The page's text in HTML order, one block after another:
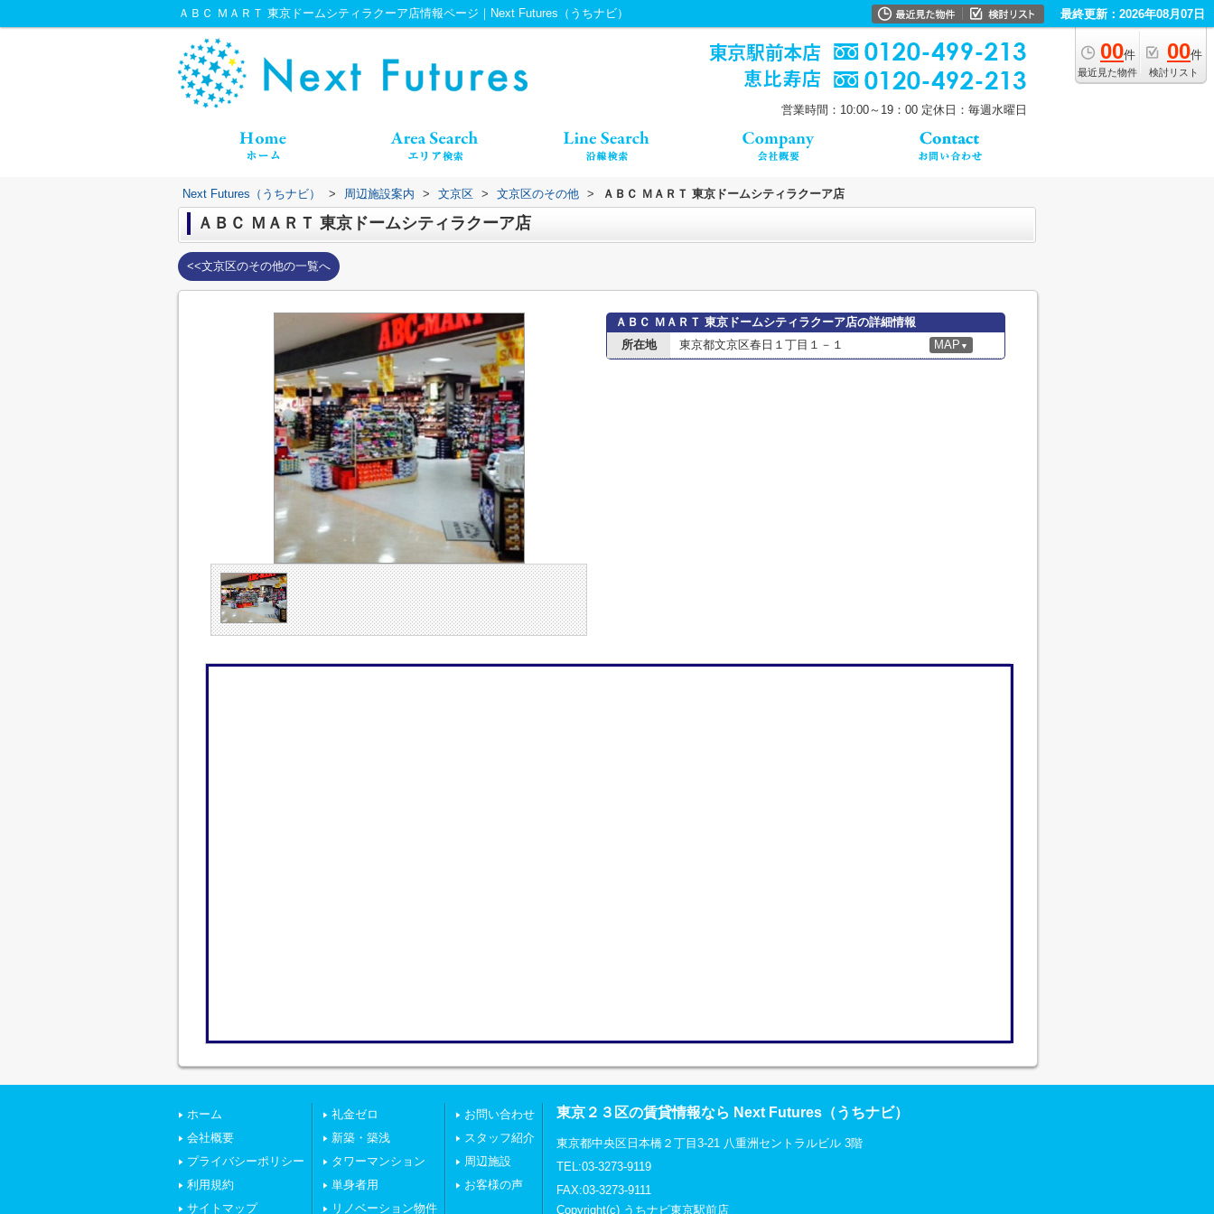
ＡＢＣ ＭＡＲＴ 東京ドームシティラクーア店情報ページ｜Next Futures（うちナビ） 最終更新：2026年08月07日
00件
最近見た物件
00件
検討リスト
営業時間：10:00～19：00 定休日：毎週水曜日
Next Futures（うちナビ） > 周辺施設案内 > 文京区 > 文京区のその他 > ＡＢＣ ＭＡＲＴ 東京ドームシティラクーア店
ＡＢＣ ＭＡＲＴ 東京ドームシティラクーア店
<<文京区のその他の一覧へ
ＡＢＣ ＭＡＲＴ 東京ドームシティラクーア店の詳細情報
所在地
東京都文京区春日１丁目１－１ MAP ▼
ホーム
会社概要
プライバシーポリシー
利用規約
サイトマップ
礼金ゼロ
新築・築浅
タワーマンション
単身者用
リノベーション物件
お問い合わせ
スタッフ紹介
周辺施設
お客様の声
東京２３区の賃貸情報なら Next Futures（うちナビ）
東京都中央区日本橋２丁目3-21 八重洲セントラルビル 3階
TEL:03-3273-9119
FAX:03-3273-9111
Copyright(c) うちナビ東京駅前店